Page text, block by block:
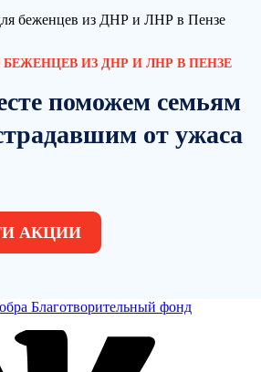
ИЗ ДНР И ЛНР В ПЕНЗЕ
поможем семьям
от ужаса
АКЦИИ
Благотворительный фонд